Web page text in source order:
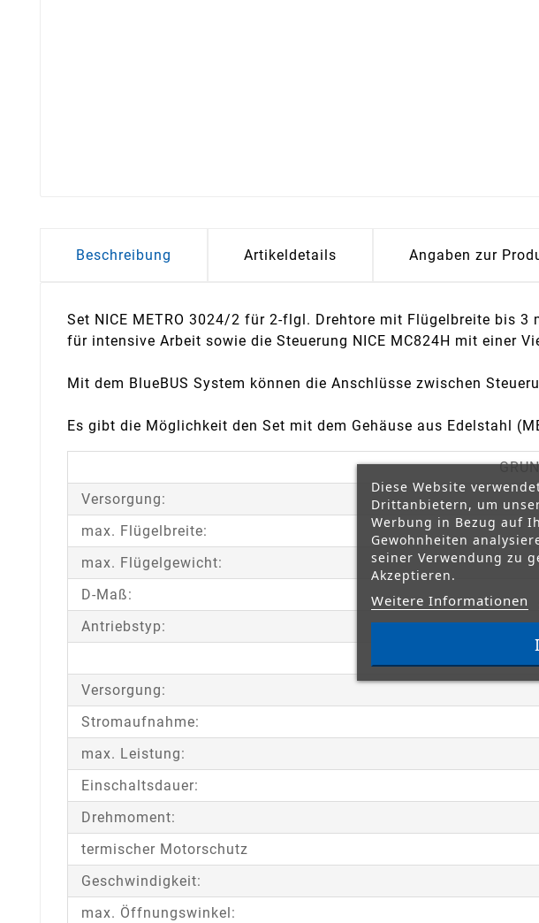
Beschreibung Artikeldetails Angaben zur
Set NICE METRO 3024/2 für 2-flgl. Drehtore mit Flügelbreite bis
für intensive Arbeit sowie die Steuerung NICE MC824H mit einer
Mit dem BlueBUS System können die Anschlüsse zwischen
Es gibt die Möglichkeit den Set mit dem Gehäuse aus Edelstahl
Versorgung:
max. Flügelbreite:
max. Flügelgewicht:
D-Maß:
Antriebstyp:
Versorgung:
Stromaufnahme:
max. Leistung:
Einschaltsdauer:
Drehmoment:
termischer Motorschutz
Geschwindigkeit:
max. Öffnungswinkel:
Diese Website
Drittanbietern, um
Werbung in Bezug auf
Gewohnheiten
seiner Verwendung zu
Akzeptieren.
Weitere Informationen